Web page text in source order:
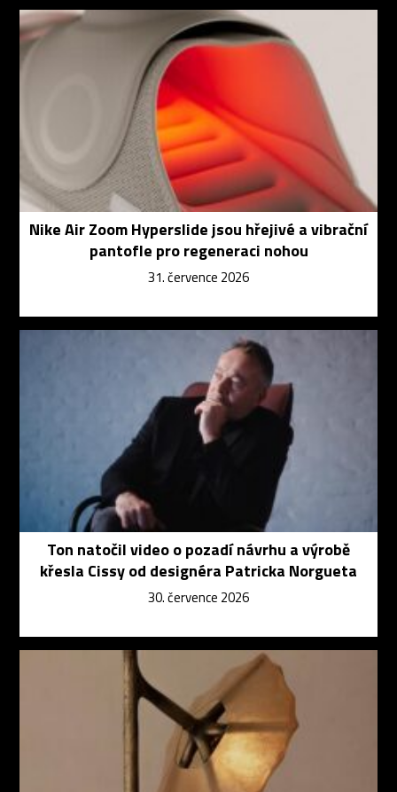
Nike Air Zoom Hyperslide jsou hřejivé a vibrační
pantofle pro regeneraci nohou
31. července 2026
Ton natočil video o pozadí návrhu a výrobě
křesla Cissy od designéra Patricka Norgueta
30. července 2026